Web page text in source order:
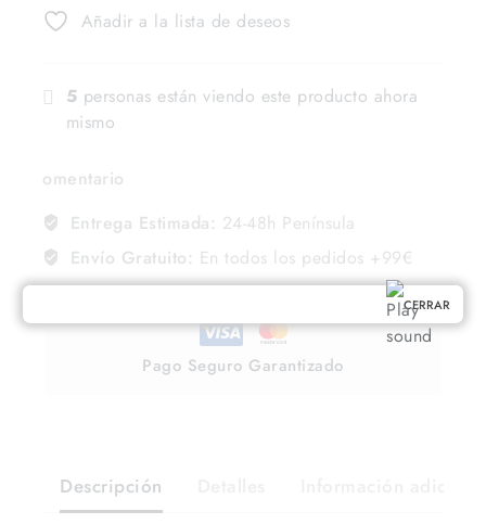
Añadir a la lista de deseos
5 personas están viendo este producto ahora
mismo
omentario
Entrega Estimada: 24-48h Península
Envío Gratuito: En todos los pedidos +99€
Pago Seguro Garantizado
Descripción
CERRAR